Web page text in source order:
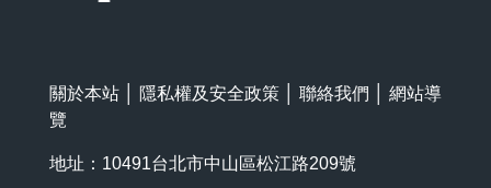
關於本站 隱私權及安全政策 聯絡我們
網站導
覽
地址：10491台北市中山區松江路209號